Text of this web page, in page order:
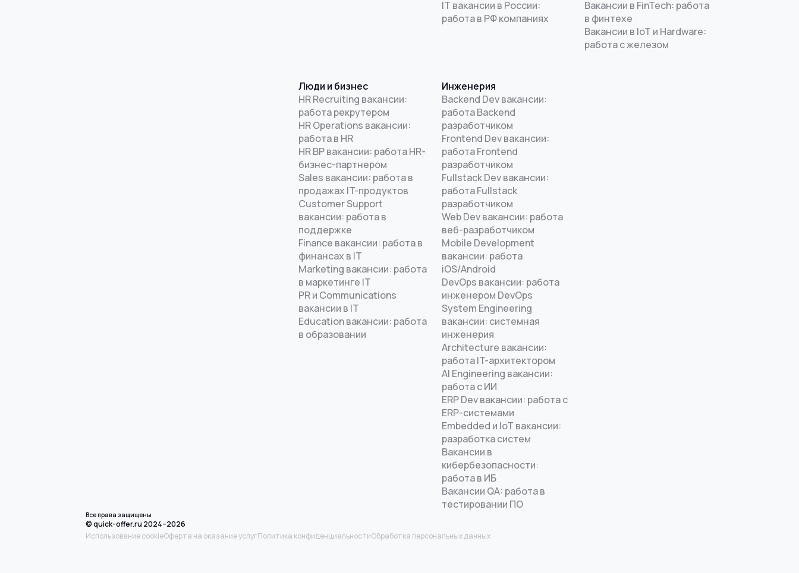
IT вакансии в России:
работа в РФ компаниях
Вакансии в FinTech: работа
в финтехе
Вакансии в IoT и Hardware:
работа с железом
Люди и бизнес
HR Recruiting вакансии:
работа рекрутером
HR Operations вакансии:
работа в HR
HR BP вакансии: работа HR-
бизнес-партнером
Sales вакансии: работа в
продажах IT-продуктов
Customer Support
вакансии: работа в
поддержке
Finance вакансии: работа в
финансах в IT
Marketing вакансии: работа
в маркетинге IT
PR и Communications
вакансии в IT
Education вакансии: работа
в образовании
Инженерия
Backend Dev вакансии:
работа Backend
разработчиком
Frontend Dev вакансии:
работа Frontend
разработчиком
Fullstack Dev вакансии:
работа Fullstack
разработчиком
Web Dev вакансии: работа
веб-разработчиком
Mobile Development
вакансии: работа
iOS/Android
DevOps вакансии: работа
инженером DevOps
System Engineering
вакансии: системная
инженерия
Architecture вакансии:
работа IT-архитектором
AI Engineering вакансии:
работа с ИИ
ERP Dev вакансии: работа с
ERP-системами
Embedded и IoT вакансии:
разработка систем
Вакансии в
кибербезопасности:
работа в ИБ
Вакансии QA: работа в
тестировании ПО
Все права защищены
© quick-offer.ru 2024–2026
Использование cookieОферта на оказание услугПолитика конфиденциальностиОбработка персональных данных